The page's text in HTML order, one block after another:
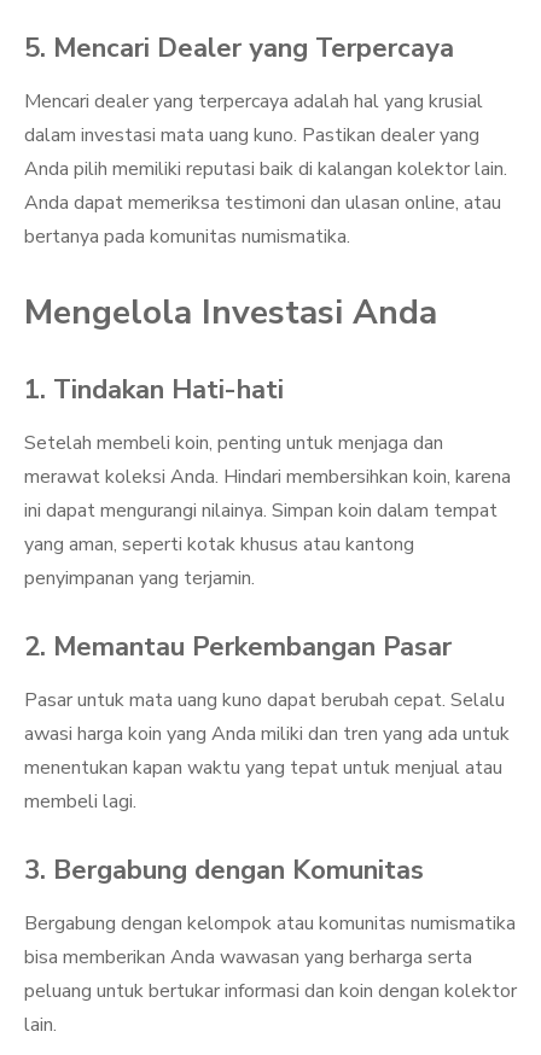
5. Mencari Dealer yang Terpercaya
Mencari dealer yang terpercaya adalah hal yang krusial
dalam investasi mata uang kuno. Pastikan dealer yang
Anda pilih memiliki reputasi baik di kalangan kolektor lain.
Anda dapat memeriksa testimoni dan ulasan online, atau
bertanya pada komunitas numismatika.
Mengelola Investasi Anda
1. Tindakan Hati-hati
Setelah membeli koin, penting untuk menjaga dan
merawat koleksi Anda. Hindari membersihkan koin, karena
ini dapat mengurangi nilainya. Simpan koin dalam tempat
yang aman, seperti kotak khusus atau kantong
penyimpanan yang terjamin.
2. Memantau Perkembangan Pasar
Pasar untuk mata uang kuno dapat berubah cepat. Selalu
awasi harga koin yang Anda miliki dan tren yang ada untuk
menentukan kapan waktu yang tepat untuk menjual atau
membeli lagi.
3. Bergabung dengan Komunitas
Bergabung dengan kelompok atau komunitas numismatika
bisa memberikan Anda wawasan yang berharga serta
peluang untuk bertukar informasi dan koin dengan kolektor
lain.